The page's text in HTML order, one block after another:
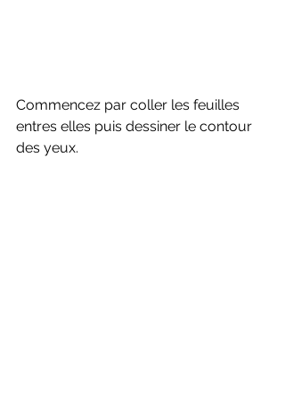
Commencez par coller les feuilles
entres elles puis dessiner le contour
des yeux.